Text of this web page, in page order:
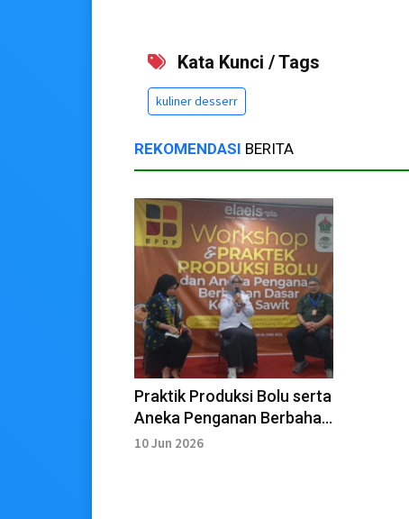
Kata Kunci / Tags
kuliner desserr
REKOMENDASI BERITA
Praktik Produksi Bolu serta
Aneka Penganan Berbahan
Dasar Sawit
10 Jun 2026